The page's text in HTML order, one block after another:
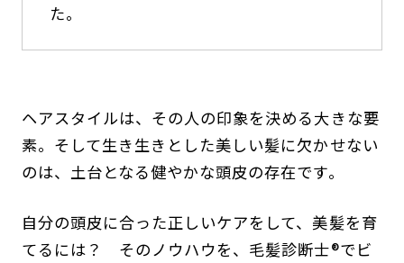
た。
ヘアスタイルは、その人の印象を決める大きな要
素。そして生き生きとした美しい髪に欠かせない
のは、土台となる健やかな頭皮の存在です。
自分の頭皮に合った正しいケアをして、美髪を育
てるには？ そのノウハウを、毛髪診断士®でビ